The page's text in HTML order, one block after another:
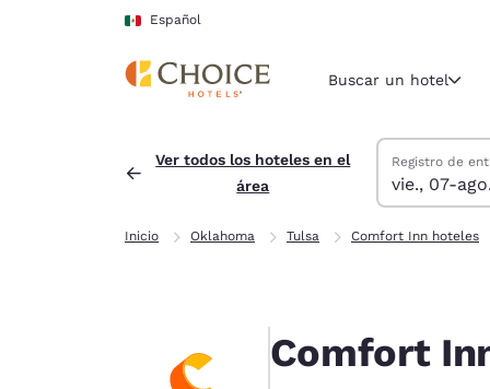
Pasar A Contenido Principal
Español
Región y
Español
United
English
Buscar un hotel
Ver todos los hoteles en el
área
Buscar hoteles
viernes, 7 de
Registro de
vie., 07-
sábado, 8 de
sábado, 8 de
viernes, 7 de
Inicio Oklahoma Tulsa Comfort Inn hoteles
Comfort